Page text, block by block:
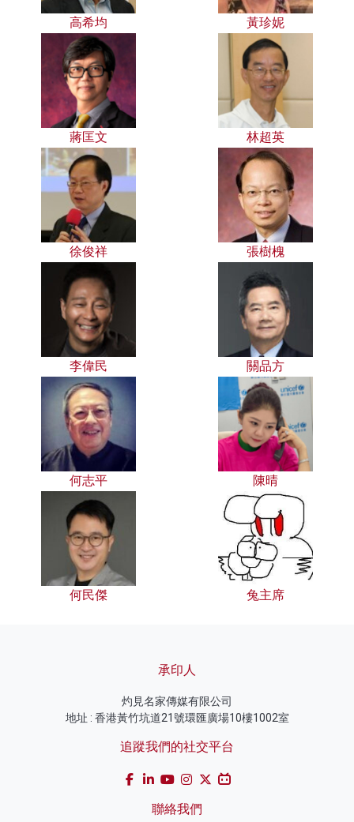
高希均 黃珍妮
蔣匡文 林超英
徐俊祥 張樹槐
李偉民 關品方
何志平 陳晴
何民傑 兔主席
承印人
灼見名家傳媒有限公司
地址 : 香港黃竹坑道21號環匯廣場10樓1002室
追蹤我們的社交平台
聯絡我們